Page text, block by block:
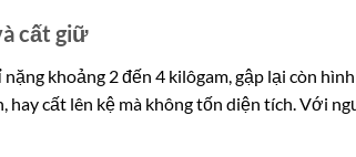
cất giữ
khoảng 2 đến 4 kilôgam, gập lại còn
hay cất lên kệ mà không tốn diện tích. Với